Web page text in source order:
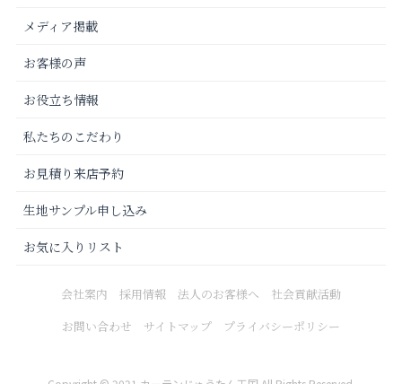
メディア掲載
お客様の声
お役立ち情報
私たちのこだわり
お見積り来店予約
生地サンプル申し込み
お気に入りリスト
会社案内 採用情報 法人のお客様へ
社会貢献活動
お問い合わせ
サイトマップ プライバシーポリシー